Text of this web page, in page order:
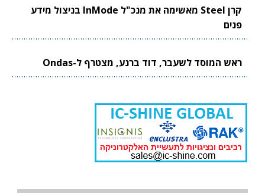
קרן Steel מאשימה את מנכ"ל InMode בניצול מידע
פנים
ראש המוסד לשעבר, דוד ברנע, מצטרף ל-Ondas